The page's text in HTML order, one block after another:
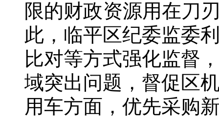
限的财政资源用在刀
此，临平区纪委监委
比对等方式强化监督
域突出问题，督促区
用车方面，优先采购